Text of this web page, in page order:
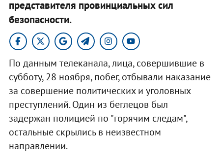
представителя провинциальных сил
безопасности.
По данным телеканала, лица, совершившие в
субботу, 28 ноября, побег, отбывали наказание
за совершение политических и уголовных
преступлений. Один из беглецов был
задержан полицией по "горячим следам",
остальные скрылись в неизвестном
направлении.